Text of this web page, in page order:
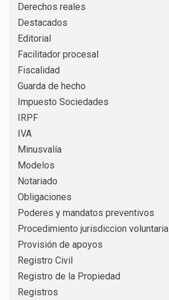
Derechos reales
Destacados
Editorial
Facilitador procesal
Fiscalidad
Guarda de hecho
Impuesto Sociedades
IRPF
IVA
Minusvalía
Modelos
Notariado
Obligaciones
Poderes y mandatos preventivos
Procedimiento jurisdiccion voluntaria
Provisión de apoyos
Registro Civil
Registro de la Propiedad
Registros